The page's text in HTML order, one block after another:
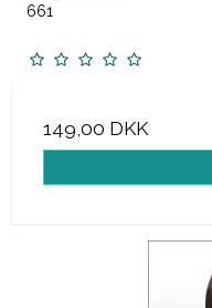
661
149,00 DKK